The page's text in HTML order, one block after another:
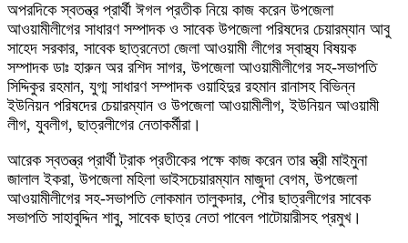
অপরদিকে স্বতন্ত্র প্রার্থী ঈগল প্রতীক নিয়ে কাজ করেন উপজেলা
আওয়ামীলীগের সাধারণ সম্পাদক ও সাবেক উপজেলা পরিষদের চেয়ারম্যান আবু
সাহেদ সরকার, সাবেক ছাত্রনেতা জেলা আওয়ামী লীগের স্বাস্থ্য বিষয়ক
সম্পাদক ডাঃ হারুন অর রশিদ সাগর, উপজেলা আওয়ামীলীগের সহ-সভাপতি
সিদ্দিকুর রহমান, যুগ্ম সাধারণ সম্পাদক ওয়াহিদুর রহমান রানাসহ বিভিন্ন
ইউনিয়ন পরিষদের চেয়ারম্যান ও উপজেলা আওয়ামীলীগ, ইউনিয়ন আওয়ামী
লীগ, যুবলীগ, ছাত্রলীগের নেতাকর্মীরা।
আরেক স্বতন্ত্র প্রার্থী ট্রাক প্রতীকের পক্ষে কাজ করেন তার স্ত্রী মাইমুনা
জালাল ইকরা, উপজেলা মহিলা ভাইসচেয়ারম্যান মাজুদা বেগম, উপজেলা
আওয়ামীলীগের সহ-সভাপতি লোকমান তালুকদার, পৌর ছাত্রলীগের সাবেক
সভাপতি সাহাবুদ্দিন শাবু, সাবেক ছাত্র নেতা পাবেল পাটোয়ারীসহ প্রমুখ।